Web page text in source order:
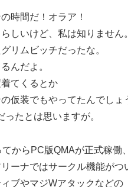
時間だ！オラア！
しいけど、私は知りません。
リムビッチだったな。
んだよ。
てくるとか
仮装でもやってたんでしょ
ったとは思いますが。
からPC版QMAが正式稼働、
ーナではサークル機能がつ
ブやマジWアタックなどの